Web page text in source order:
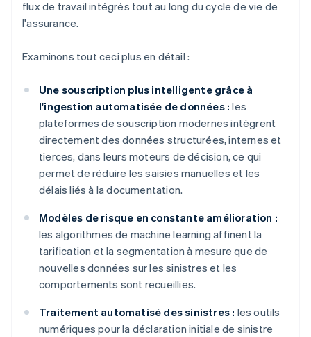
flux de travail intégrés tout au long du cycle de vie de
l'assurance.
Examinons tout ceci plus en détail :
Une souscription plus intelligente grâce à
l'ingestion automatisée de données : les
plateformes de souscription modernes intègrent
directement des données structurées, internes et
tierces, dans leurs moteurs de décision, ce qui
permet de réduire les saisies manuelles et les
délais liés à la documentation.
Modèles de risque en constante amélioration :
les algorithmes de machine learning affinent la
tarification et la segmentation à mesure que de
nouvelles données sur les sinistres et les
comportements sont recueillies.
Traitement automatisé des sinistres : les outils
numériques pour la déclaration initiale de sinistre